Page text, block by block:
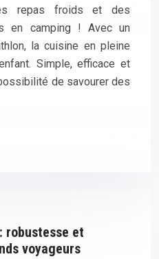
repas froids et des
en camping ! Avec un
la cuisine en pleine
Simple, efficace et
de savourer des
robustesse et
voyageurs